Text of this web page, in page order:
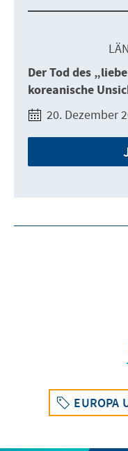
Der Tod des
koreanische
20. Dezember
EUROPA